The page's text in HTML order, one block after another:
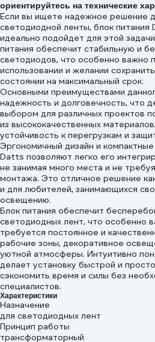
ориентируйтесь на технические
Если вы ищете надежное решение
светодиодной ленты, блок
идеально подойдет для этой
питания обеспечит стабильную и
светодиодов, что особенно важно
использовании и желании
состоянии на максимальный срок.
Основными преимуществами
надежность и долговечность, что
выбором для различных проектов
из высококачественных
устойчивость к перегрузкам и
Эргономичный дизайн и
Datts позволяют легко его
не занимая много места и не
монтажа. Это отличное решение
и для любителей, занимающихся
освещению.
Блок питания обеспечит
светодиодных лент, что особенно
требуется постоянное и
рабочие зоны, декоративное
уютной атмосферы. Интуитивно
делает установку быстрой и
сэкономить время и силы без
специалистов.
Характеристики
Назначение
для светодиодных лент
Принцип работы
трансформаторный